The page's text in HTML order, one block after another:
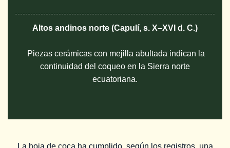
Altos andinos norte (Capulí, s. X–XVI d. C.)
Piezas cerámicas con mejilla abultada indican la
continuidad del coqueo en la Sierra norte
ecuatoriana.
La hoja de coca ha cumplido, según los registros, una